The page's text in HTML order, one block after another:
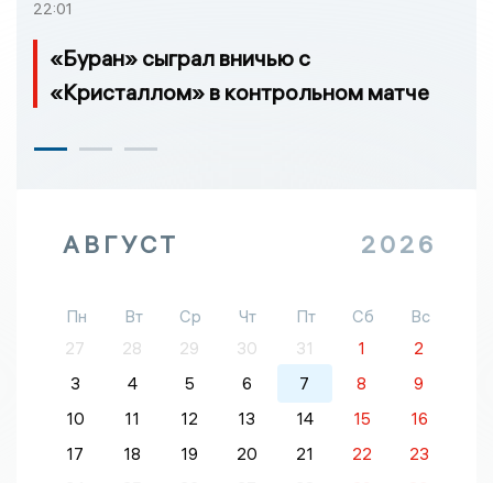
22:01
«Буран» сыграл вничью с
«Кристаллом» в контрольном матче
АВГУСТ 2026
Пн Вт Ср Чт Пт Сб
Вс
27
28 29 30 31 1
2
3
4 5 6 7 8
9
10
11 12 13 14 15
16
17
18 19 20 21 22
23